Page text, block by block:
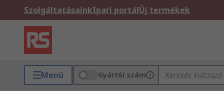
SzolgáltatásainkIpari portálÚj termékek
Menü Gyártói szám